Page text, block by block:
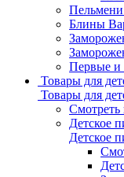
Блины
Первые и
Товары для
Товары для
Смотреть
Детское
Детское